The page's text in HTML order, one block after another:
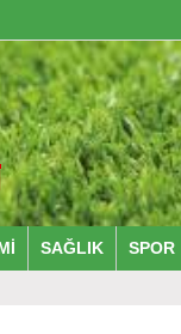
SAĞLIK SPOR